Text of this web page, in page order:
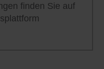
finden Sie auf